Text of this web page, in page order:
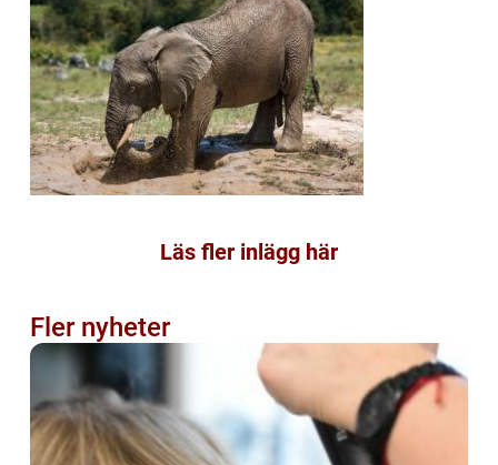
Läs fler inlägg här
Fler nyheter